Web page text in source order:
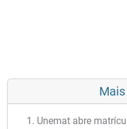
Unemat abre